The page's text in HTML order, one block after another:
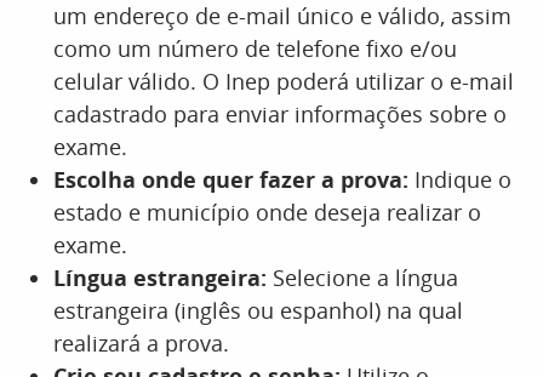
um endereço de e-mail único e válido, assim
como um número de telefone fixo e/ou
celular válido. O Inep poderá utilizar o e-mail
cadastrado para enviar informações sobre o
exame.
Escolha onde quer fazer a prova: Indique o
estado e município onde deseja realizar o
exame.
Língua estrangeira: Selecione a língua
estrangeira (inglês ou espanhol) na qual
realizará a prova.